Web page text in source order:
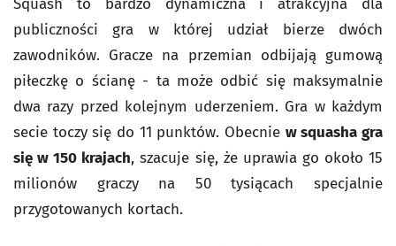
Squash to bardzo dynamiczna i atrakcyjna dla
publiczności gra w której udział bierze dwóch
zawodników. Gracze na przemian odbijają gumową
piłeczkę o ścianę - ta może odbić się maksymalnie
dwa razy przed kolejnym uderzeniem. Gra w każdym
secie toczy się do 11 punktów. Obecnie w squasha gra
się w 150 krajach, szacuje się, że uprawia go około 15
milionów graczy na 50 tysiącach specjalnie
przygotowanych kortach.